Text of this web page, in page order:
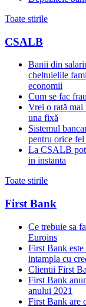
Toate stirile
CSALB
Banii din
cheltuielile
economii
Cum se fac
Vrei o rată mai
una fixă
Sistemul
pentru orice
La CSALB
in instanta
Toate stirile
First Bank
Ce trebuie sa
Euroins
First Bank
intampla cu
Clientii First
First Bank
anului 2021
First Bank are